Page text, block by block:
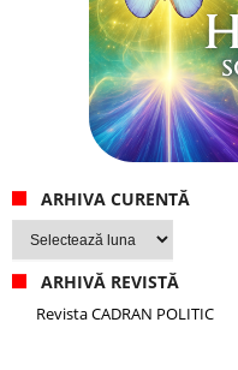
ARHIVA CURENTĂ
Arhiva
curentă
ARHIVĂ REVISTĂ
Revista CADRAN POLITIC